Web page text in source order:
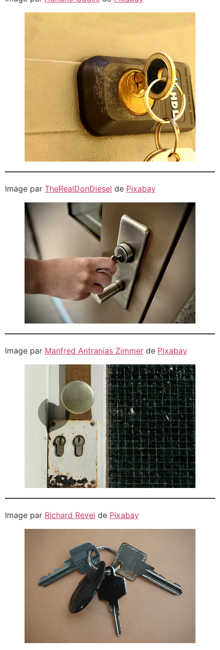
Image par TheRealDonDiesel de Pixabay
Image par Manfred Antranias Zimmer de Pixabay
Image par Richard Revel de Pixabay